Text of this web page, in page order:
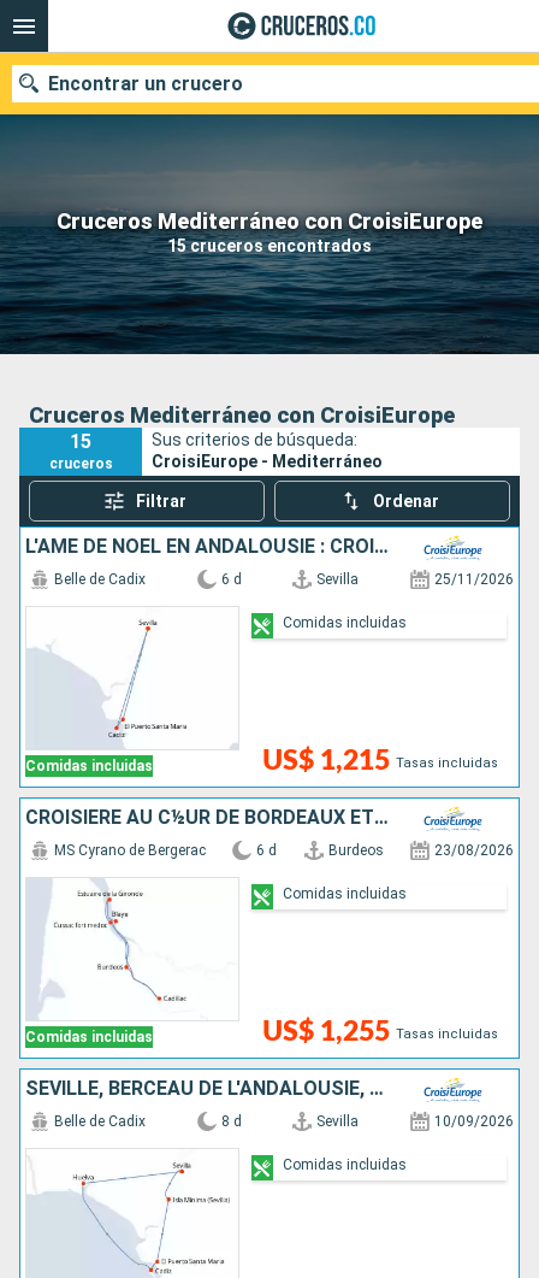
Cruceros Mediterráneo con CroisiEurope
15 cruceros encontrados
Encontrar un crucero
Fecha de salida
Buscar
Cruceros Mediterráneo con CroisiEurope
15
cruceros
Sus criterios de búsqueda:
CroisiEurope - Mediterráneo
Filtrar Ordenar
L'ÂME DE NOËL EN ANDALOUSIE : CROISIÈRE AU COEUR DE LA NATIVITÉ, AU RYTHME DES TRADITIONS DE NOËL ESPAGNOLES ET DES MARCHÉS FESTIFS
Comidas incluidas
Belle de Cadix 6 d Sevilla 25/11/2026
US$ 1,215 Tasas incluidas
Comidas incluidas
CROISIÈRE AU C½UR DE BORDEAUX ET SA RÉGION : ITINÉRAIRE DÉCOUVERTE
Comidas incluidas
MS Cyrano de Bergerac 6 d Burdeos 23/08/2026
US$ 1,255 Tasas incluidas
Comidas incluidas
SÉVILLE, BERCEAU DE L'ANDALOUSIE, HUELVA, SUR LES PAS DE CHRISTOPHE COLOMB ET LE CHARME TYPIQUE DE CADIX
Belle de Cadix 8 d Sevilla 10/09/2026
Comidas incluidas